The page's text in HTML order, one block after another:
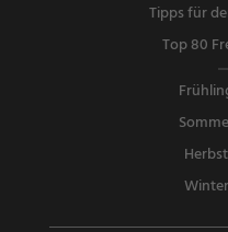
Tipps für
Top 80